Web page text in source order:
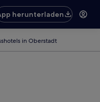
herunterladen
in Oberstadt